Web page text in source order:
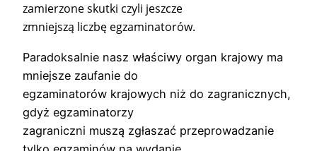
zamierzone skutki czyli jeszcze
zmniejszą liczbę egzaminatorów.
Paradoksalnie nasz właściwy organ krajowy ma
mniejsze zaufanie do
egzaminatorów krajowych niż do zagranicznych,
gdyż egzaminatorzy
zagraniczni muszą zgłaszać przeprowadzanie